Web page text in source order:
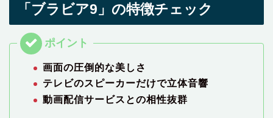
「ブラビア9」の特徴チェック
画面の圧倒的な美しさ
テレビのスピーカーだけで立体音響
動画配信サービスとの相性抜群